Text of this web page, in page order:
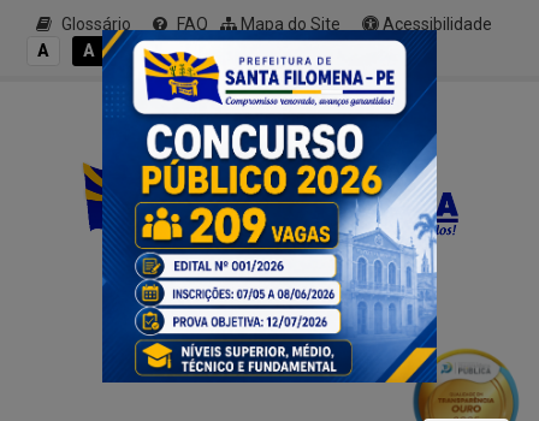
Glossário FAQ Mapa do Site
Acessibilidade
A
A A- A A+